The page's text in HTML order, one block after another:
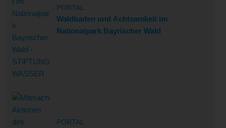
PORTAL
Waldbaden und Achtsamkeit im
Nationalpark Bayrischer Wald
PORTAL